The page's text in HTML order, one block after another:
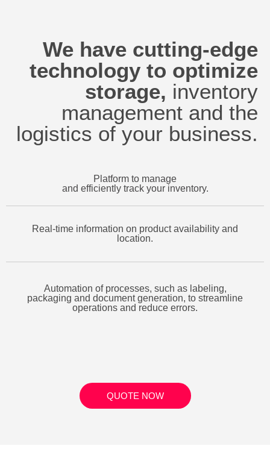
We have cutting-edge
technology to optimize
storage, inventory
management and the
logistics of your business.
Platform to manage
and efficiently track your inventory.
Real-time information on product availability and
location.
Automation of processes, such as labeling,
packaging and document generation, to streamline
operations and reduce errors.
QUOTE NOW